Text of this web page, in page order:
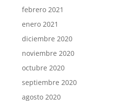
febrero 2021
enero 2021
diciembre 2020
noviembre 2020
octubre 2020
septiembre 2020
agosto 2020